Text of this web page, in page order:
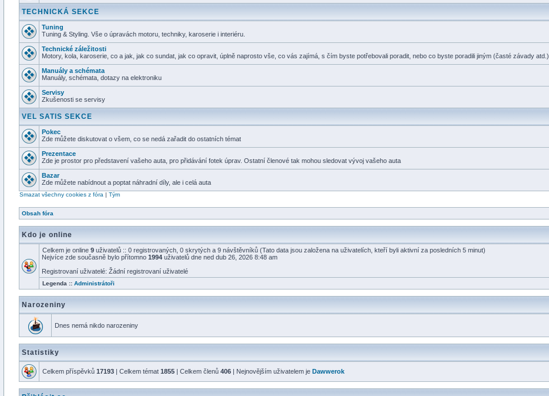
TECHNICKÁ SEKCE
Tuning
Tuning & Styling. Vše o úpravách motoru, techniky, karoserie i interiéru.
Technické záležitosti
Motory, kola, karoserie, co a jak, jak co sundat, jak co opravit, úplně naprosto vše, co vás zajímá, s čím byste potřebovali poradit, nebo co byste poradili jiným (časté závady atd.)
Manuály a schémata
Manuály, schémata, dotazy na elektroniku
Servisy
Zkušenosti se servisy
VEL SATIS SEKCE
Pokec
Zde můžete diskutovat o všem, co se nedá zařadit do ostatních témat
Prezentace
Zde je prostor pro představení vašeho auta, pro přidávání fotek úprav. Ostatní členové tak mohou sledovat vývoj vašeho auta
Bazar
Zde můžete nabídnout a poptat náhradní díly, ale i celá auta
Smazat všechny cookies z fóra | Tým
Obsah fóra
Kdo je online
Celkem je online 9 uživatelů :: 0 registrovaných, 0 skrytých a 9 návštěvníků (Tato data jsou založena na uživatelích, kteří byli aktivní za posledních 5 minut)
Nejvíce zde současně bylo přítomno 1994 uživatelů dne ned dub 26, 2026 8:48 am
Registrovaní uživatelé: Žádní registrovaní uživatelé
Legenda :: Administrátoři
Narozeniny
Dnes nemá nikdo narozeniny
Statistiky
Celkem příspěvků 17193 | Celkem témat 1855 | Celkem členů 406 | Nejnovějším uživatelem je Dawwerok